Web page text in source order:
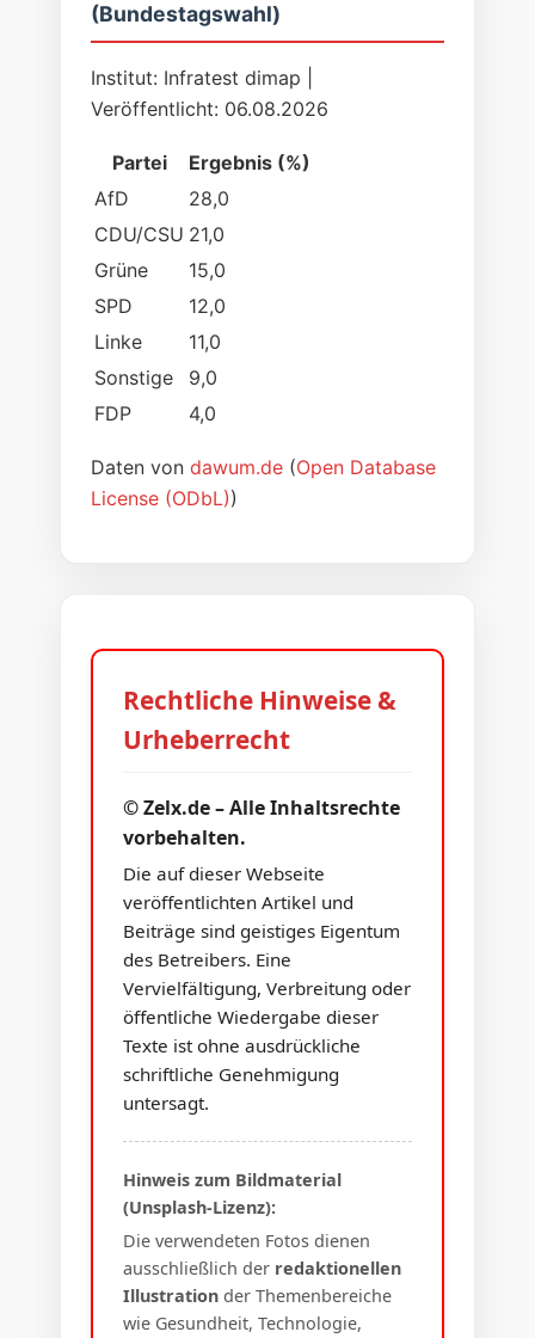
(Bundestagswahl)
Institut: Infratest dimap |
Veröffentlicht: 06.08.2026
Partei
Ergebnis (%)
AfD
28,0
CDU/CSU 21,0
Grüne
15,0
SPD
12,0
Linke
11,0
Sonstige
9,0
FDP
4,0
Daten vondawum.de (Open Database
License (ODbL))
Rechtliche Hinweise &
Urheberrecht
© Zelx.de – Alle Inhaltsrechte
vorbehalten.
Die auf dieser Webseite
veröffentlichten Artikel und
Beiträge sind geistiges Eigentum
des Betreibers. Eine
Vervielfältigung, Verbreitung oder
öffentliche Wiedergabe dieser
Texte ist ohne ausdrückliche
schriftliche Genehmigung
untersagt.
Hinweis zum Bildmaterial
(Unsplash-Lizenz):
Die verwendeten Fotos dienen
ausschließlich der redaktionellen
Illustration der Themenbereiche
wie Gesundheit, Technologie,